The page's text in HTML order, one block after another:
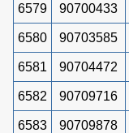
6579 90700433
6580 90703585
6581 90704472
6582 90709716
6583 90709878